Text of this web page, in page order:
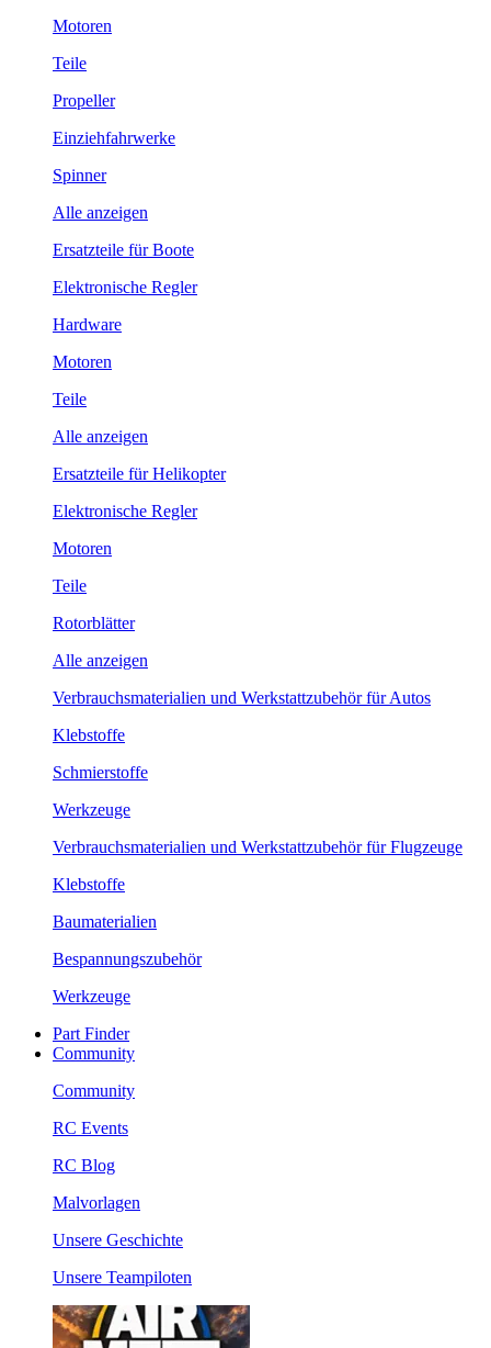
Motoren
Teile
Propeller
Einziehfahrwerke
Spinner
Alle anzeigen
Ersatzteile für Boote
Elektronische Regler
Hardware
Motoren
Teile
Alle anzeigen
Ersatzteile für Helikopter
Elektronische Regler
Motoren
Teile
Rotorblätter
Alle anzeigen
Verbrauchsmaterialien und Werkstattzubehör für Autos
Klebstoffe
Schmierstoffe
Werkzeuge
Verbrauchsmaterialien und Werkstattzubehör für Flugzeuge
Klebstoffe
Baumaterialien
Bespannungszubehör
Werkzeuge
Part Finder
Community
Community
RC Events
RC Blog
Malvorlagen
Unsere Geschichte
Unsere Teampiloten